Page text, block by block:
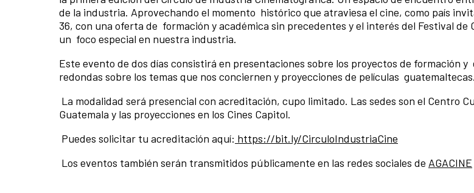
de la industria. Aprovechando el momento histórico que atraviesa el cine, como país
36, con una oferta de formación y académica sin precedentes y el interés del Festival de
un foco especial en nuestra industria.
Este evento de dos días consistirá en presentaciones sobre los proyectos de formación y
redondas sobre los temas que nos conciernen y proyecciones de películas guatemaltecas.
La modalidad será presencial con acreditación, cupo limitado. Las sedes son el Centro
Guatemala y las proyecciones en los Cines Capitol.
Puedes solicitar tu acreditación aquí: https://bit.ly/CirculoIndustriaCine
Los eventos también serán transmitidos públicamente en las redes sociales de AGACINE